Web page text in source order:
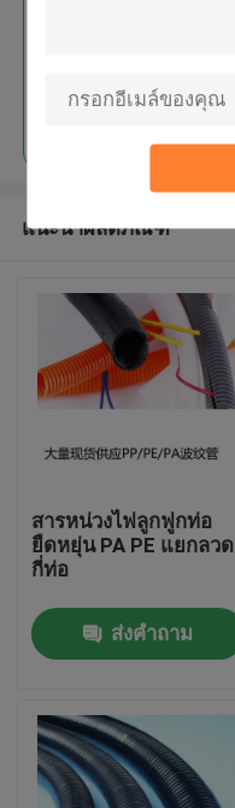
สินค้า
แนะนำผลิตภัณฑ์
สารหน่วงไฟลูกฟูกท่อ
ยืดหยุ่น PA PE แยกลวด
กี่ท่อ
ส่งคำถาม